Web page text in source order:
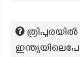
ത്രിപുരയിൽ